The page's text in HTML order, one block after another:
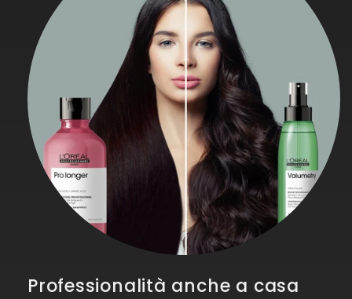
Professionalità anche a casa